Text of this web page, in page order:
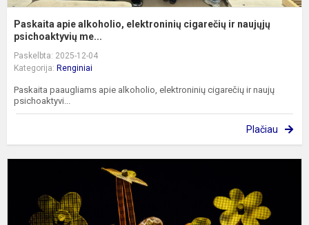
Paskaita apie alkoholio, elektroninių cigarečių ir naujųjų
psichoaktyvių me...
Paskelbta: 2025-12-04
Kategorija: Renginiai
Paskaita paaugliams apie alkoholio, elektroninių cigarečių ir naujų
psichoaktyvi...
Plačiau